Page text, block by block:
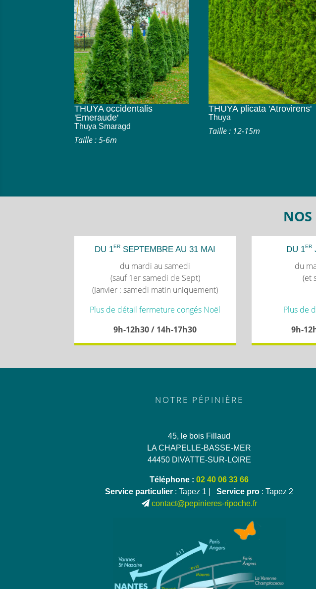
THUYA occidentalis
'Emeraude'
Thuya Smaragd
Taille : 5-6m
THUYA plicata 'Atrovirens'
Thuya
Taille : 12-15m
NOS
DU 1ER SEPTEMBRE AU 31 MAI
du mardi au samedi
(sauf 1er samedi de Sept)
(Janvier : samedi matin uniquement)
Plus de détail fermeture congés Noël
9h-12h30 / 14h-17h30
DU 1ER
du
(et
Plus de
9h-
NOTRE PÉPINIÈRE
45, le bois Fillaud
LA CHAPELLE-BASSE-MER
44450 DIVATTE-SUR-LOIRE
Téléphone :02 40 06 33 66
Service particulier : Tapez 1 | Service pro : Tapez 2
contact@pepinieres-ripoche.fr